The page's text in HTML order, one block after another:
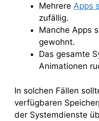
Mehrere Apps
zufällig.
Manche Apps
gewohnt.
Das gesamte
Animationen
In solchen Fällen
verfügbaren
der Systemdienste